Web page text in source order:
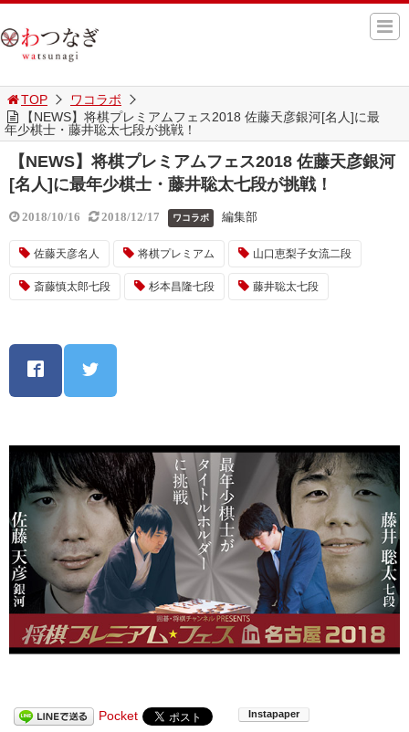
TOP
ワコラボ
【NEWS】将棋プレミアムフェス2018 佐藤天彦銀河[名人]に最
年少棋士・藤井聡太七段が挑戦！
【NEWS】将棋プレミアムフェス2018 佐藤天彦銀河
[名人]に最年少棋士・藤井聡太七段が挑戦！
2018/10/16 2018/12/17 ワコラボ 編集部
佐藤天彦名人 将棋プレミアム 山口恵梨子女流二段
斎藤慎太郎七段 杉本昌隆七段 藤井聡太七段
Pocket